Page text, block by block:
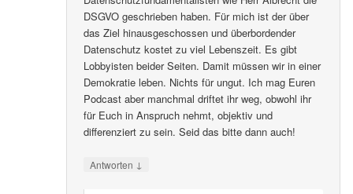
DSGVO geschrieben haben. Für mich ist der über
das Ziel hinausgeschossen und überbordender
Datenschutz kostet zu viel Lebenszeit. Es gibt
Lobbyisten beider Seiten. Damit müssen wir in einer
Demokratie leben. Nichts für ungut. Ich mag Euren
Podcast aber manchmal driftet ihr weg, obwohl ihr
für Euch in Anspruch nehmt, objektiv und
differenziert zu sein. Seid das bitte dann auch!
Antworten ↓